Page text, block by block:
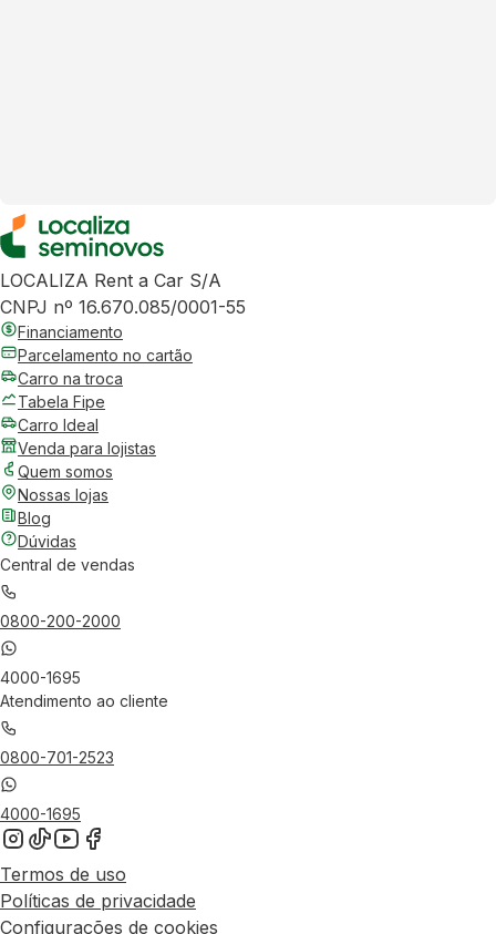
LOCALIZA Rent a Car S/A
CNPJ nº 16.670.085/0001-55
Financiamento
Parcelamento no cartão
Carro na troca
Tabela Fipe
Carro Ideal
Venda para lojistas
Quem somos
Nossas lojas
Blog
Dúvidas
Central de vendas
0800-200-2000
4000-1695
Atendimento ao cliente
0800-701-2523
4000-1695
Termos de uso
Políticas de privacidade
Configurações de cookies